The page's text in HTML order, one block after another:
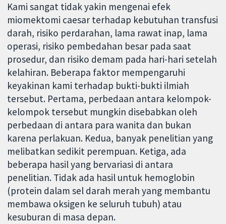
Kami sangat tidak yakin mengenai efek
miomektomi caesar terhadap kebutuhan transfusi
darah, risiko perdarahan, lama rawat inap, lama
operasi, risiko pembedahan besar pada saat
prosedur, dan risiko demam pada hari-hari setelah
kelahiran. Beberapa faktor mempengaruhi
keyakinan kami terhadap bukti-bukti ilmiah
tersebut. Pertama, perbedaan antara kelompok-
kelompok tersebut mungkin disebabkan oleh
perbedaan di antara para wanita dan bukan
karena perlakuan. Kedua, banyak penelitian yang
melibatkan sedikit perempuan. Ketiga, ada
beberapa hasil yang bervariasi di antara
penelitian. Tidak ada hasil untuk hemoglobin
(protein dalam sel darah merah yang membantu
membawa oksigen ke seluruh tubuh) atau
kesuburan di masa depan.